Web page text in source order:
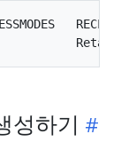
성하기